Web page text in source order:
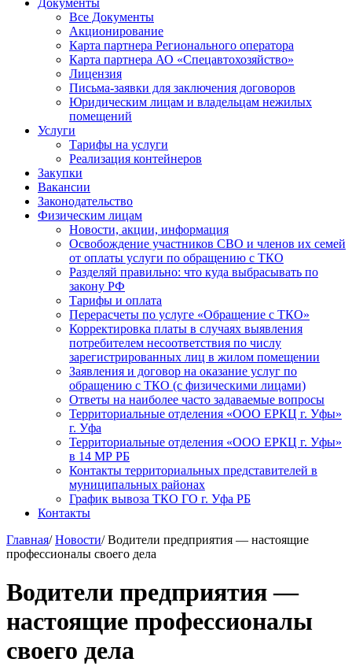
Все Документы
Акционирование
Карта партнера Регионального оператора
Карта партнера АО «Спецавтохозяйство»
Лицензия
Письма-заявки для заключения договоров
Юридическим лицам и владельцам нежилых
помещений
Услуги
Тарифы на услуги
Реализация контейнеров
Закупки
Вакансии
Законодательство
Физическим лицам
Новости, акции, информация
Освобождение участников СВО и членов их семей
от оплаты услуги по обращению с ТКО
Разделяй правильно: что куда выбрасывать по
закону РФ
Тарифы и оплата
Перерасчеты по услуге «Обращение с ТКО»
Корректировка платы в случаях выявления
потребителем несоответствия по числу
зарегистрированных лиц в жилом помещении
Заявления и договор на оказание услуг по
обращению с ТКО (с физическими лицами)
Ответы на наиболее часто задаваемые вопросы
Территориальные отделения «ООО ЕРКЦ г. Уфы»
г. Уфа
Территориальные отделения «ООО ЕРКЦ г. Уфы»
в 14 МР РБ
Контакты территориальных представителей в
муниципальных районах
График вывоза ТКО ГО г. Уфа РБ
Контакты
Главная/ Новости/ Водители предприятия — настоящие
профессионалы своего дела
Водители предприятия —
настоящие профессионалы
своего дела